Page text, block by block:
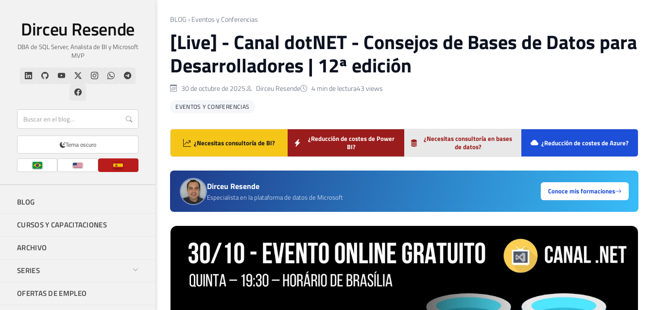
Dirceu Resende
DBA de SQL Server, Analista de BI y Microsoft
MVP
Tema oscuro
BLOG
CURSOS Y CAPACITACIONES
ARCHIVO
SERIES
OFERTAS DE EMPLEO
BLOG › Eventos y Conferencias
[Live] - Canal dotNET - Consejos de Bases de Datos para
Desarrolladores | 12ª edición
30 de octubre de 2025 Dirceu Resende 4 min de lectura43 views
EVENTOS Y CONFERENCIAS
¿Necesitas consultoría de BI?
¿Reducción de costes de Power
BI?
¿Necesitas consultoría en bases
de datos?
¿Reducción de costes de Azure?
Dirceu Resende
Especialista en la plataforma de datos de Microsoft
Conoce mis formaciones